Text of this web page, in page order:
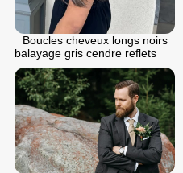
Boucles cheveux longs noirs
balayage gris cendre reflets